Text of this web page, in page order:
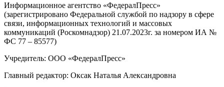
Информационное агентство «ФедералПресс»
(зарегистрировано Федеральной службой по надзору в сфере
связи, информационных технологий и массовых
коммуникаций (Роскомнадзор) 21.07.2023г. за номером ИА №
ФС 77 – 85577)
Учредитель: ООО «ФедералПресс»
Главный редактор: Оксак Наталья Александровна